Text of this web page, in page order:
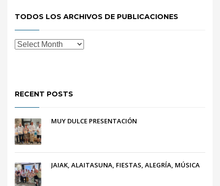
TODOS LOS ARCHIVOS DE PUBLICACIONES
RECENT POSTS
MUY DULCE PRESENTACIÓN
JAIAK, ALAITASUNA, FIESTAS, ALEGRÍA, MÚSICA